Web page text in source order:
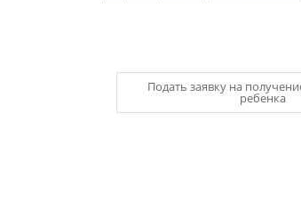
Подать заявку на
ребенка